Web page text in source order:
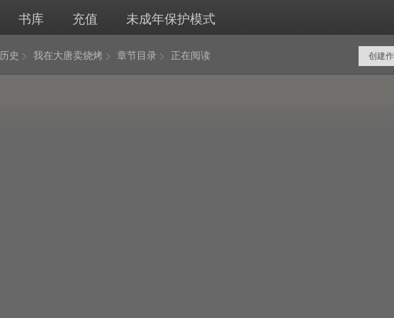
书库 充值 未成年保护模式
历史 我在大唐卖烧烤 章节目录 正在阅读 创建